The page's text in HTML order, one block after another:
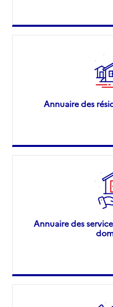
Annuaire des
Annuaire des